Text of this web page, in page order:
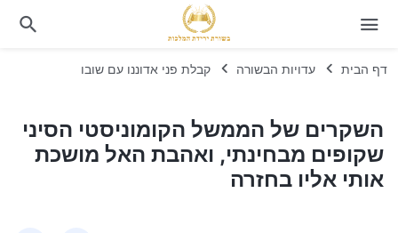
דף הבית עדויות הבשורה קבלת פני אדוננו עם שובו
השקרים של הממשל הקומוניסטי הסיני
שקופים מבחינתי, ואהבת האל מושכת
אותי אליו בחזרה